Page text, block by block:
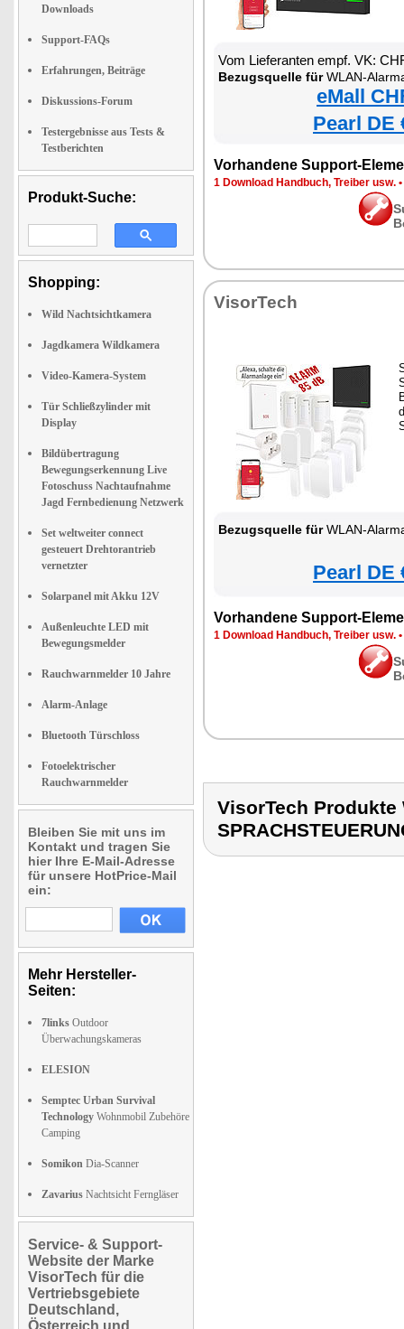
Downloads
Support-FAQs
Erfahrungen, Beiträge
Diskussions-Forum
Testergebnisse aus Tests &
Testberichten
Produkt-Suche:
Shopping:
Wild Nachtsichtkamera
Jagdkamera Wildkamera
Video-Kamera-System
Tür Schließzylinder mit
Display
Bildübertragung
Bewegungserkennung Live
Fotoschuss Nachtaufnahme
Jagd Fernbedienung Netzwerk
Set weltweiter connect
gesteuert Drehtorantrieb
vernetzter
Solarpanel mit Akku 12V
Außenleuchte LED mit
Bewegungsmelder
Rauchwarnmelder 10 Jahre
Alarm-Anlage
Bluetooth Türschloss
Fotoelektrischer
Rauchwarnmelder
Bleiben Sie mit uns im
Kontakt und tragen Sie
hier Ihre E-Mail-Adresse
für unsere HotPrice-Mail
ein:
Mehr Hersteller-
Seiten:
7links Outdoor
Überwachungskameras
ELESION
Semptec Urban Survival
Technology Wohnmobil Zubehöre
Camping
Somikon Dia-Scanner
Zavarius Nachtsicht Ferngläser
Service- & Support-
Website der Marke
VisorTech für die
Vertriebsgebiete
Deutschland,
Österreich und
Vom Lieferanten empf. VK:
Bezugsquelle fürWLAN-
eMall
Pearl DE
Vorhandene Support-
1 Download Handbuch, Treiber usw. •
VisorTech
Bezugsquelle fürWLAN-
Pearl DE
Vorhandene Support-
1 Download Handbuch, Treiber usw. •
VisorTech Produkte